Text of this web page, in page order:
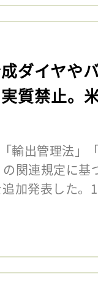
ダイヤや
質禁止。
輸出管理法」
の関連規定に
追加発表した